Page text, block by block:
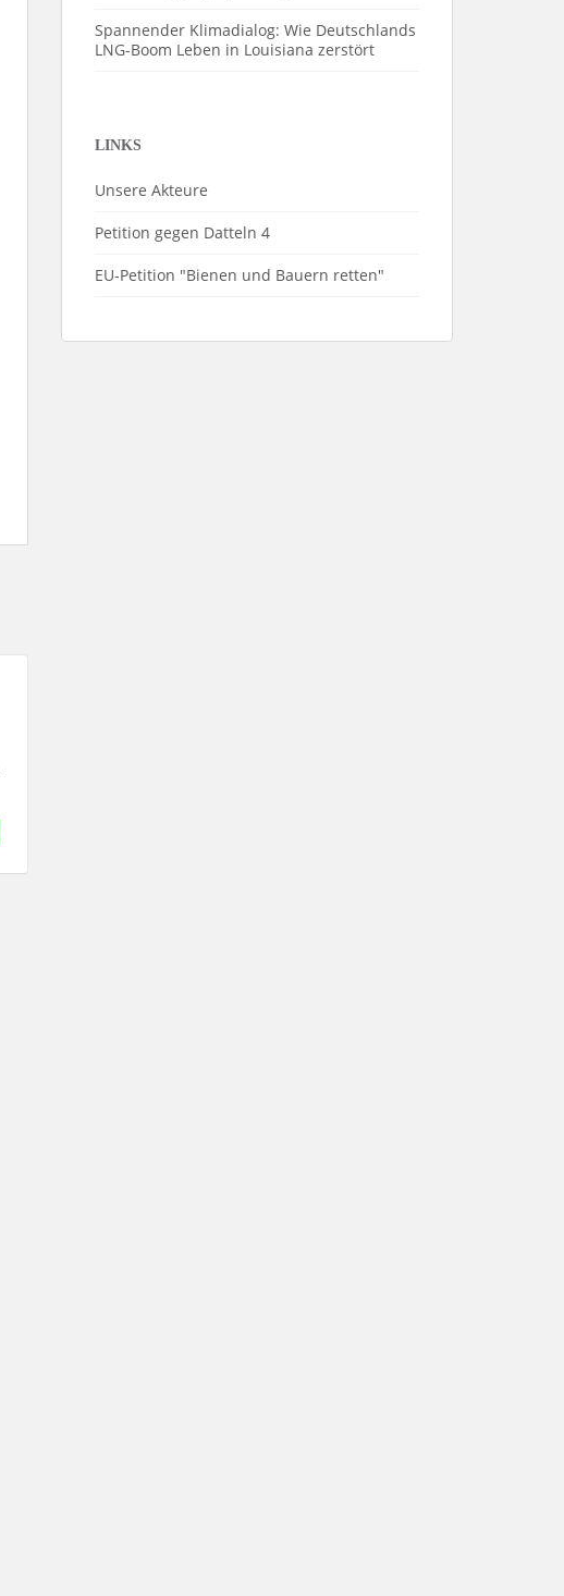
Spannender Klimadialog: Wie Deutschlands
LNG-Boom Leben in Louisiana zerstört
LINKS
Unsere Akteure
Petition gegen Datteln 4
EU-Petition "Bienen und Bauern retten"